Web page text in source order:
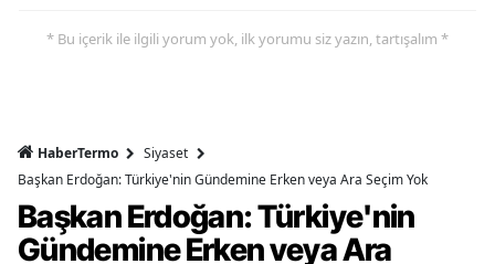
* Bu içerik ile ilgili yorum yok, ilk yorumu siz yazın, tartışalım *
HaberTermo
Siyaset
Başkan Erdoğan: Türkiye'nin Gündemine Erken veya Ara Seçim Yok
Başkan Erdoğan: Türkiye'nin
Gündemine Erken veya Ara